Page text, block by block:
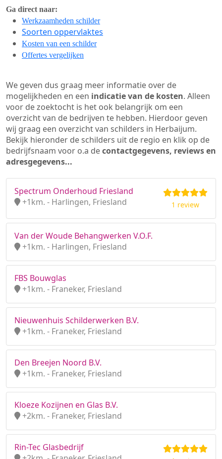
Ga direct naar:
Werkzaamheden schilder
Soorten oppervlaktes
Kosten van een schilder
Offertes vergelijken
We geven dus graag meer informatie over de
mogelijkheden en een indicatie van de kosten. Alleen
voor de zoektocht is het ook belangrijk om een
overzicht van de bedrijven te hebben. Hierdoor geven
wij graag een overzicht van schilders in Herbaijum.
Bekijk hieronder de schilders uit de regio en klik op de
bedrijfsnaam voor o.a decontactgegevens, reviews en
adresgegevens...
Spectrum Onderhoud Friesland
+1km. - Harlingen, Friesland
1 review
Van der Woude Behangwerken V.O.F.
+1km. - Harlingen, Friesland
FBS Bouwglas
+1km. - Franeker, Friesland
Nieuwenhuis Schilderwerken B.V.
+1km. - Franeker, Friesland
Den Breejen Noord B.V.
+1km. - Franeker, Friesland
Kloeze Kozijnen en Glas B.V.
+2km. - Franeker, Friesland
Rin-Tec Glasbedrijf